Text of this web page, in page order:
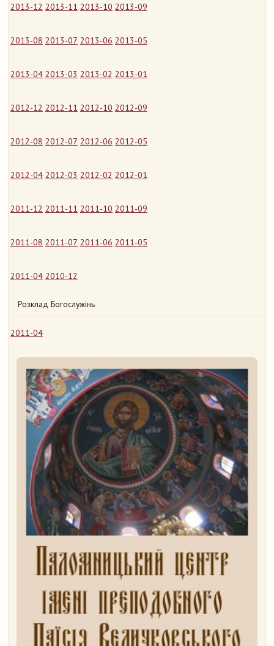
2013-12 2013-11 2013-10 2013-09
2013-08 2013-07 2013-06 2013-05
2013-04 2013-03 2013-02 2013-01
2012-12 2012-11 2012-10 2012-09
2012-08 2012-07 2012-06 2012-05
2012-04 2012-03 2012-02 2012-01
2011-12 2011-11 2011-10 2011-09
2011-08 2011-07 2011-06 2011-05
2011-04 2010-12
Розклад Богослужінь
2011-04